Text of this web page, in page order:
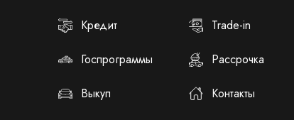
Кредит Trade-in
Госпрограммы Рассрочка
Выкуп Контакты